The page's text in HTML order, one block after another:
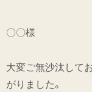
〇〇様
大変ご無沙汰して
がりました。
仕事の文例
特集